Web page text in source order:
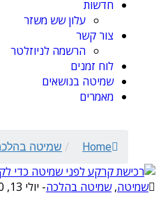
חדשות
עלון שש משזר
צור קשר
הרשמה לניוזלטר
לוח זמנים
שמיטה בנושאים
מאמרים
Home
/ שמיטה
שמיטה,שמיטה בהלכה- יולי 13, 2021 0